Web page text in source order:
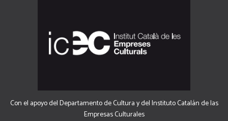
Con el apoyo del Departamento de Cultura y del Instituto Catalán de las
Empresas Culturales